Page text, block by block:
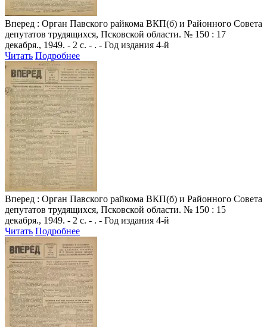
Вперед : Орган Павского райкома ВКП(б) и Районного Совета
депутатов трудящихся, Псковской области. № 150 : 17
декабря., 1949. - 2 с. - . - Год издания 4-й
Читать Подробнее
Вперед : Орган Павского райкома ВКП(б) и Районного Совета
депутатов трудящихся, Псковской области. № 150 : 15
декабря., 1949. - 2 с. - . - Год издания 4-й
Читать Подробнее